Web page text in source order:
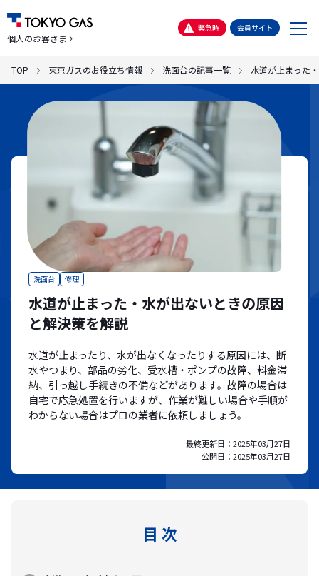
個人のお客さま
緊急時 会員サイト
メ
ー
TOP 東京ガスのお役立ち情報 洗面台の記事一覧 水道が止まった
洗面台 修理
水道が止まった・水が出ないときの原因
と解決策を解説
水道が止まったり、水が出なくなったりする原因には、断
水やつまり、部品の劣化、受水槽・ポンプの故障、料金滞
納、引っ越し手続きの不備などがあります。故障の場合は
自宅で応急処置を行いますが、作業が難しい場合や手順が
わからない場合はプロの業者に依頼しましょう。
最終更新日： 2025年03月27日
公開日： 2025年03月27日
目 次